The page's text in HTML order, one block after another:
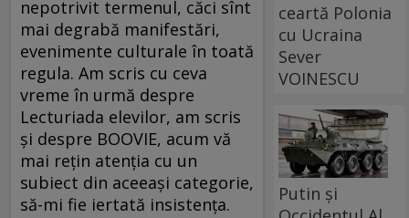
nepotrivit termenul, căci sînt
mai degrabă manifestări,
evenimente culturale în toată
regula. Am scris cu ceva
vreme în urmă despre
Lecturiada elevilor, am scris
și despre BOOVIE, acum vă
mai rețin atenția cu un
subiect din aceeași categorie,
să-mi fie iertată insistența.
ceartă Polonia
cu Ucraina
Sever
VOINESCU
Putin și